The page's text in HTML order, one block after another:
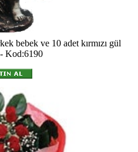
bebek ve 10 adet kırmızı gül
Kod:6190